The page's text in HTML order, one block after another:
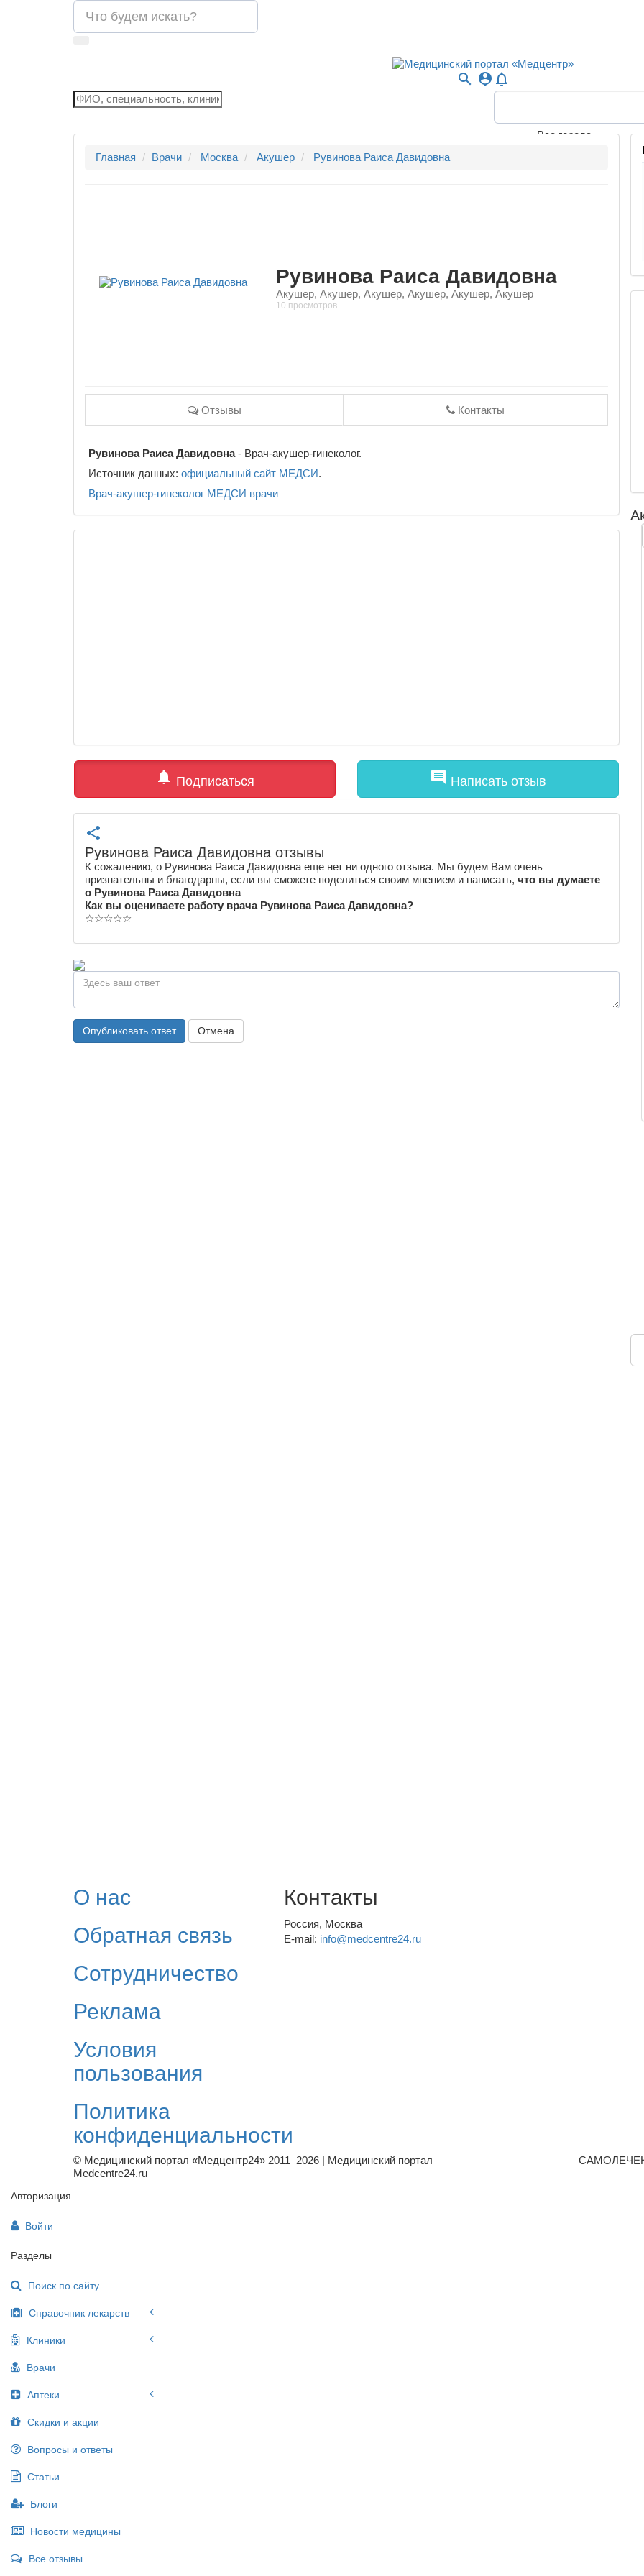
search person_pin notifications_none
Все города
Главная
Врачи Москва Акушер Рувинова Раиса Давидовна
Рувинова Раиса Давидовна
Акушер, Акушер, Акушер, Акушер, Акушер, Акушер
10 просмотров
Отзывы Контакты
Рувинова Раиса Давидовна- Врач-акушер-гинеколог.
Источник данных: официальный сайт МЕДСИ.
Врач-акушер-гинеколог МЕДСИ врачи
notifications Подписаться comment Написать отзыв
share
Рувинова Раиса Давидовна отзывы
К сожалению, о Рувинова Раиса Давидовна еще нет ни одного отзыва. Мы будем Вам очень
признательны и благодарны, если вы сможете поделиться своим мнением и написать, что вы думаете
о Рувинова Раиса Давидовна
Как вы оцениваете работу врача Рувинова Раиса Давидовна?
☆☆☆☆☆
Опубликовать ответ Отмена
О нас
Обратная связь
Сотрудничество
Реклама
Условия
пользования
Политика
конфиденциальности
Контакты
Россия, Москва
E-mail: info@medcentre24.ru
© Медицинский портал «Медцентр24» 2011–2026 | Медицинский портал
Medcentre24.ru
Авторизация
Войти
Разделы
Поиск по сайту
Справочник лекарств
Клиники
Врачи
Аптеки
Скидки и акции
Вопросы и ответы
Статьи
Блоги
Новости медицины
Все отзывы